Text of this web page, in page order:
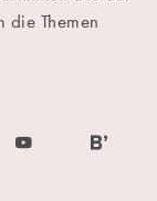
die Themen